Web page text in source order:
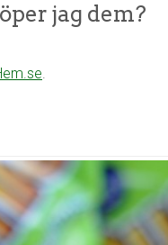
jag dem?
.